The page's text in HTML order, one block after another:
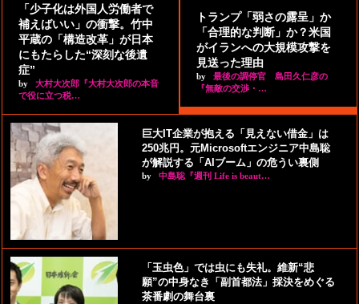
「少子化は外国人労働者で
補えばいい」の衝撃。竹中
平蔵の「構造改革」が日本
にもたらした“深刻な後遺
症”
by
大村大次郎『大村大次郎の本音
で役に立つ税…
トランプ「弱さの露呈」か
「合理的な判断」か？米国
がイランへの大規模攻撃を
見送った理由
by
最後の調停官 島田久仁彦の
『無敵の交渉・…
巨大IT企業が抱える「見えない借金」は
250兆円。元Microsoftエンジニア中島聡
が解説する「AIブーム」の危うい裏側
by 中島聡『週刊 Life is beaut…
「玉虫色」では虫にも失礼。維新“悲
願”の中身なき「副首都法」採決をめぐる
茶番劇の舞台裏